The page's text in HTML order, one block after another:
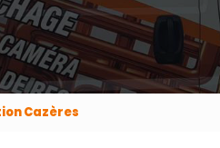
Cazères